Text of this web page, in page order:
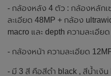
- กล้องหลัง 4 ตัว : กล้องหลักเ
ละเอียด 48MP + กล้อง
macro และ depth ความละเอีย
- กล้องหน้า ความละเอียด
- มี 3 สี คือสีดำ black , สีน้ำเงิน